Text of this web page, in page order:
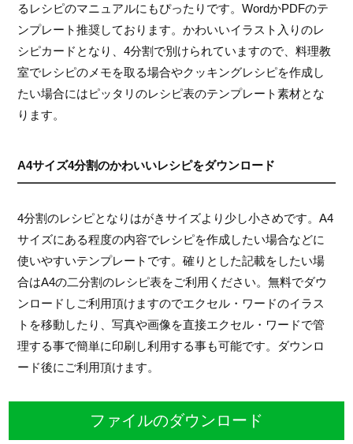
るレシピのマニュアルにもぴったりです。WordかPDFのテ
ンプレート推奨しております。かわいいイラスト入りのレ
シピカードとなり、4分割で別けられていますので、料理教
室でレシピのメモを取る場合やクッキングレシピを作成し
たい場合にはピッタリのレシピ表のテンプレート素材とな
ります。
A4サイズ4分割のかわいいレシピをダウンロード
4分割のレシピとなりはがきサイズより少し小さめです。A4
サイズにある程度の内容でレシピを作成したい場合などに
使いやすいテンプレートです。確りとした記載をしたい場
合はA4の二分割のレシピ表をご利用ください。無料でダウ
ンロードしご利用頂けますのでエクセル・ワードのイラス
トを移動したり、写真や画像を直接エクセル・ワードで管
理する事で簡単に印刷し利用する事も可能です。ダウンロ
ード後にご利用頂けます。
ファイルのダウンロード